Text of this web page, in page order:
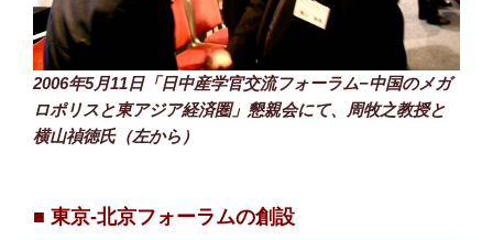
2006年5月11日「日中産学官交流フォーラム−中国のメガ
ロポリスと東アジア経済圏」懇親会にて、周牧之教授と
横山禎徳氏（左から）
■ 東京-北京フォーラムの創設